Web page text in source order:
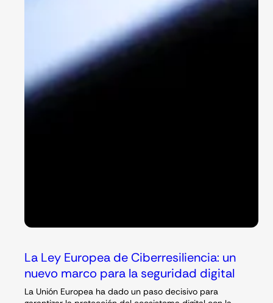
La Ley Europea de Ciberresiliencia: un
nuevo marco para la seguridad digital
La Unión Europea ha dado un paso decisivo para